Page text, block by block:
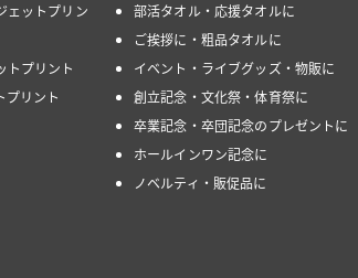
ェットプリン
トプリント
プリント
部活タオル・応援タオルに
ご挨拶に・粗品タオルに
イベント・ライブグッズ・物販に
創立記念・文化祭・体育祭に
卒業記念・卒団記念のプレゼントに
ホールインワン記念に
ノベルティ・販促品に